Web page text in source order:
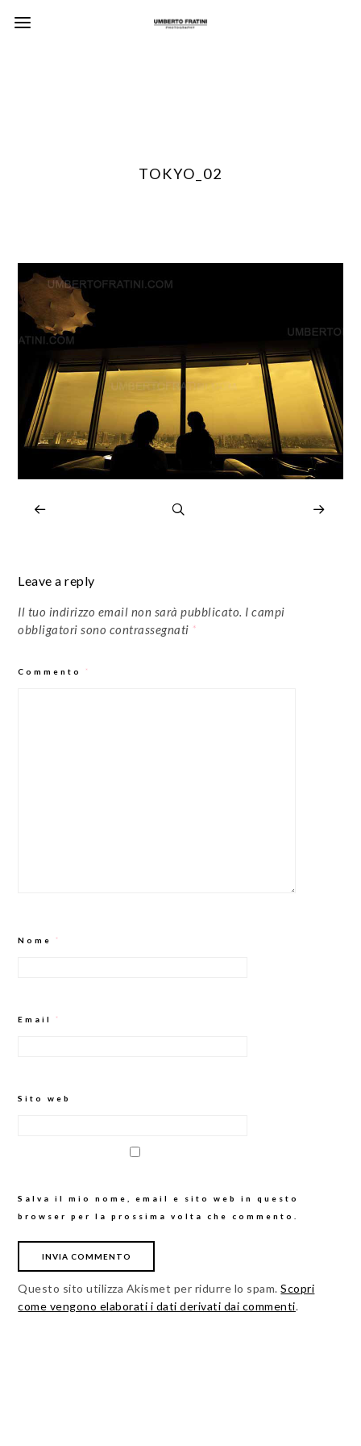
TOKYO_02
Leave a reply
Il tuo indirizzo email non sarà pubblicato. I campi
obbligatori sono contrassegnati *
Commento *
Nome *
Email *
Sito web
Salva il mio nome, email e sito web in questo
browser per la prossima volta che commento.
Questo sito utilizza Akismet per ridurre lo spam.Scopri
come vengono elaborati i dati derivati dai commenti.